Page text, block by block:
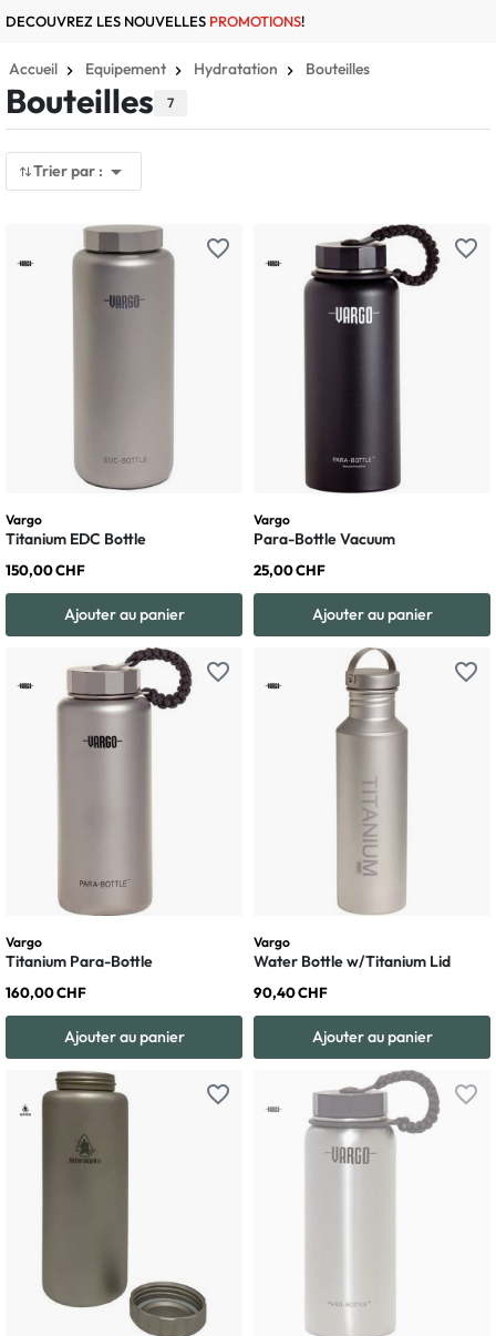
DECOUVREZ LES NOUVELLES PROMOTIONS!
Accueil Equipement Hydratation Bouteilles
Bouteilles 7
Trier par : 
favorite_border
Vargo
Titanium EDC Bottle
150,00 CHF
Ajouter au panier
favorite_border
Vargo
Para-Bottle Vacuum
25,00 CHF
Ajouter au panier
favorite_border
Vargo
Titanium Para-Bottle
160,00 CHF
Ajouter au panier
favorite_border
Vargo
Water Bottle w/Titanium Lid
90,40 CHF
Ajouter au panier
favorite_border favorite_border